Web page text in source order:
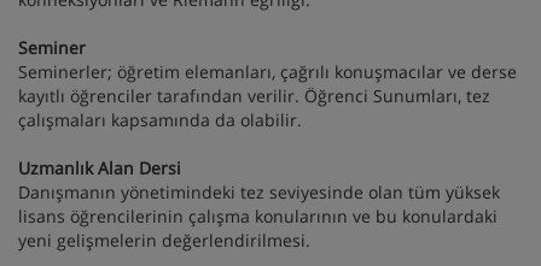
Seminer
Seminerler; öğretim elemanları, çağrılı konuşmacılar ve derse
kayıtlı öğrenciler tarafından verilir. Öğrenci Sunumları, tez
çalışmaları kapsamında da olabilir.
Uzmanlık Alan Dersi
Danışmanın yönetimindeki tez seviyesinde olan tüm yüksek
lisans öğrencilerinin çalışma konularının ve bu konulardaki
yeni gelişmelerin değerlendirilmesi.